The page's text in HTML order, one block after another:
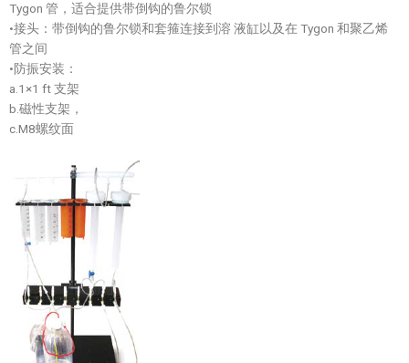
Tygon 管，适合提供带倒钩的鲁尔锁
•接头：带倒钩的鲁尔锁和套箍连接到溶 液缸以及在 Tygon 和聚乙烯
管之间
•防振安装：
a.1×1 ft 支架
b.磁性支架，
c.M8螺纹面